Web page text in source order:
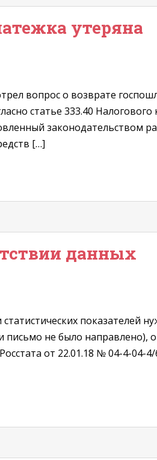
утеряна
вопрос о возврате
статье 333.40
законодательством
[…]
данных
показателей
не было направлено),
от 22.01.18 № 04-4-04-